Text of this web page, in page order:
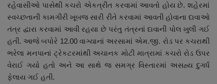
બજારના સમાચાર
નાણાંકીય સમાચાર
સ્થાનિક સમાચાર
રહેવાસીઓ પાસેથી કચરો એકત્રીત કરવામાં આવતો હોય છે. શહેરમાં
સ્વચ્છતાની કામગીરી ખૂબજ સારી રીતે કરવામાં આવતી હોવાના દાવાઓ
તંત્ર દ્વારા કરવામાં આવી રહયા છે પરંતુ તંત્રનાં દાવાની પોલ ખુલી ગઈ
હતી. આજે બપોરે 12.00 વાગ્યાનાં અરસામાં એમ.જી. રોડ પર કચરાથી
ભરેલા મનપાનાં ટ્રેકટરમાંથી અચાનક મોટી માત્રામાં કચરો રોડ ઉપર
વેરાઈ ગયો હતો અને આ સાથે જ સમગ્ર વિસ્તારમાં અસહ્ય દુગર્ધ
ફેલાય ગઈ હતી.